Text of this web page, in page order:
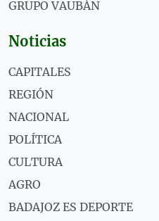
GRUPO VAUBÁN
Noticias
CAPITALES
REGIÓN
NACIONAL
POLÍTICA
CULTURA
AGRO
BADAJOZ ES DEPORTE